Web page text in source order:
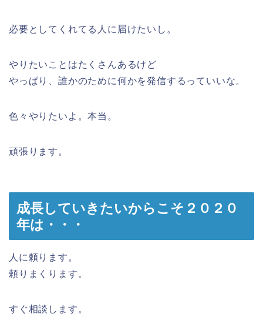
必要としてくれてる人に届けたいし。
やりたいことはたくさんあるけど
やっぱり、誰かのために何かを発信するっていいな。
色々やりたいよ。本当。
頑張ります。
成長していきたいからこそ２０２０
年は・・・
人に頼ります。
頼りまくります。
すぐ相談します。